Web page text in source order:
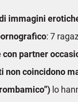
immagini
: 7
con partner
non coincidono
lo